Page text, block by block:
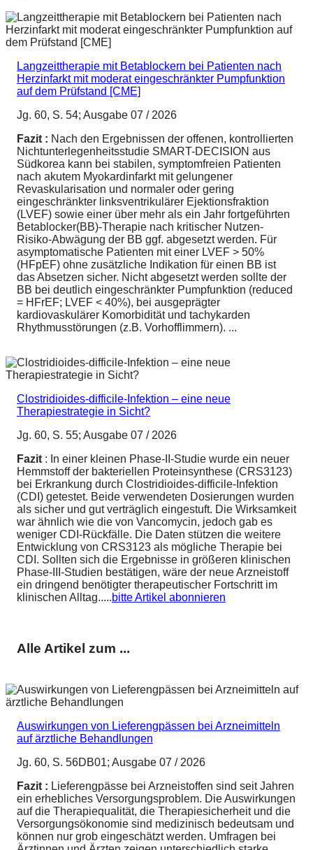
Langzeittherapie mit Betablockern bei Patienten nach
Herzinfarkt mit moderat eingeschränkter Pumpfunktion
auf dem Prüfstand [CME]
Jg. 60, S. 54; Ausgabe 07 / 2026
Fazit : Nach den Ergebnissen der offenen, kontrollierten
Nichtunterlegenheitsstudie SMART-DECISION aus
Südkorea kann bei stabilen, symptomfreien Patienten
nach akutem Myokardinfarkt mit gelungener
Revaskularisation und normaler oder gering
eingeschränkter linksventrikulärer Ejektionsfraktion
(LVEF) sowie einer über mehr als ein Jahr fortgeführten
Betablocker(BB)-Therapie nach kritischer Nutzen-
Risiko-Abwägung der BB ggf. abgesetzt werden. Für
asymptomatische Patienten mit einer LVEF > 50%
(HFpEF) ohne zusätzliche Indikation für einen BB ist
das Absetzen sicher. Nicht abgesetzt werden sollte der
BB bei deutlich eingeschränkter Pumpfunktion (reduced
= HFrEF; LVEF < 40%), bei ausgeprägter
kardiovaskulärer Komorbidität und tachykarden
Rhythmusstörungen (z.B. Vorhofflimmern). ...
Clostridioides-difficile-Infektion – eine neue
Therapiestrategie in Sicht?
Jg. 60, S. 55; Ausgabe 07 / 2026
Fazit : In einer kleinen Phase-II-Studie wurde ein neuer
Hemmstoff der bakteriellen Proteinsynthese (CRS3123)
bei Erkrankung durch Clostridioides-difficile-Infektion
(CDI) getestet. Beide verwendeten Dosierungen wurden
als sicher und gut verträglich eingestuft. Die Wirksamkeit
war ähnlich wie die von Vancomycin, jedoch gab es
weniger CDI-Rückfälle. Die Daten stützen die weitere
Entwicklung von CRS3123 als mögliche Therapie bei
CDI. Sollten sich die Ergebnisse in größeren klinischen
Phase-III-Studien bestätigen, wäre der neue Arzneistoff
ein dringend benötigter therapeutischer Fortschritt im
klinischen Alltag.....bitte Artikel abonnieren
Alle Artikel zum ...
Auswirkungen von Lieferengpässen bei Arzneimitteln
auf ärztliche Behandlungen
Jg. 60, S. 56DB01; Ausgabe 07 / 2026
Fazit : Lieferengpässe bei Arzneistoffen sind seit Jahren
ein erhebliches Versorgungsproblem. Die Auswirkungen
auf die Therapiequalität, die Therapiesicherheit und die
Versorgungsökonomie sind medizinisch bedeutsam und
können nur grob eingeschätzt werden. Umfragen bei